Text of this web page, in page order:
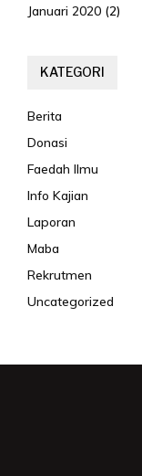
Januari 2020 (2)
KATEGORI
Berita
Donasi
Faedah Ilmu
Info Kajian
Laporan
Maba
Rekrutmen
Uncategorized